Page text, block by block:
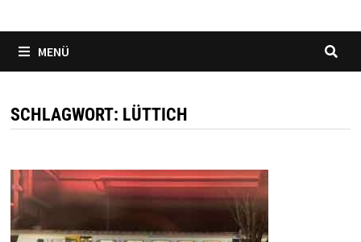
MENÜ
SCHLAGWORT: LÜTTICH